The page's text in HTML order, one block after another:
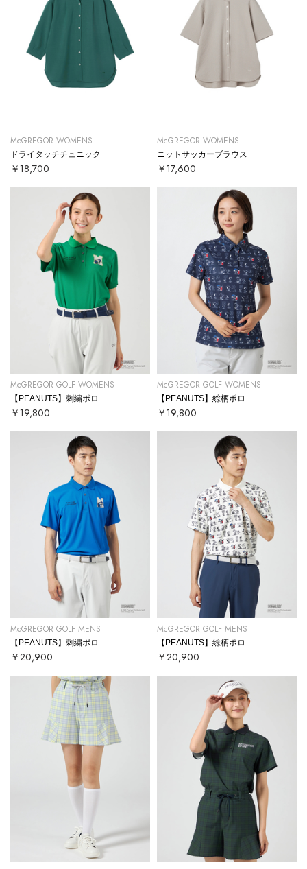
McGREGOR WOMENS
ドライタッチチュニック
￥18,700
McGREGOR WOMENS
ニットサッカーブラウス
￥17,600
McGREGOR GOLF WOMENS
【PEANUTS】刺繍ポロ
￥19,800
McGREGOR GOLF WOMENS
【PEANUTS】総柄ポロ
￥19,800
McGREGOR GOLF MENS
【PEANUTS】刺繍ポロ
￥20,900
McGREGOR GOLF MENS
【PEANUTS】総柄ポロ
￥20,900